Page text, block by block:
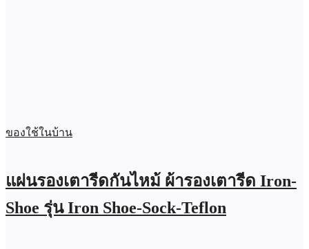
ของใช้ในบ้าน
แผ่นรองเตารีดกันไหม้ ผ้ารองเตารีด Iron-
Shoe รุ่น Iron Shoe-Sock-Teflon